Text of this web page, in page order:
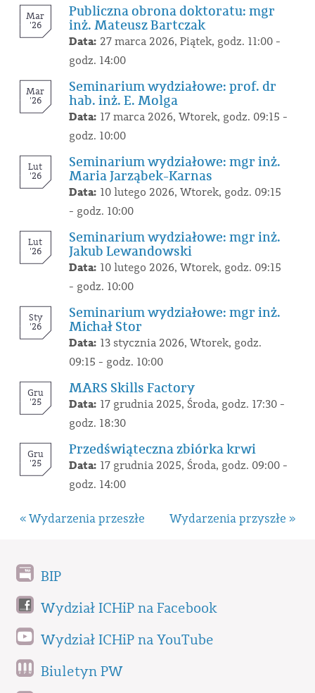
Mar
'26
Publiczna obrona doktoratu: mgr
inż. Mateusz Bartczak
Data: 27 marca 2026, Piątek, godz. 11:00 -
godz. 14:00
Mar
'26
Seminarium wydziałowe: prof. dr
hab. inż. E. Molga
Data: 17 marca 2026, Wtorek, godz. 09:15 -
godz. 10:00
Lut
'26
Seminarium wydziałowe: mgr inż.
Maria Jarząbek-Karnas
Data: 10 lutego 2026, Wtorek, godz. 09:15
- godz. 10:00
Lut
'26
Seminarium wydziałowe: mgr inż.
Jakub Lewandowski
Data: 10 lutego 2026, Wtorek, godz. 09:15
- godz. 10:00
Sty
'26
Seminarium wydziałowe: mgr inż.
Michał Stor
Data: 13 stycznia 2026, Wtorek, godz.
09:15 - godz. 10:00
Gru
'25
MARS Skills Factory
Data: 17 grudnia 2025, Środa, godz. 17:30 -
godz. 18:30
Gru
'25
Przedświąteczna zbiórka krwi
Data: 17 grudnia 2025, Środa, godz. 09:00 -
godz. 14:00
« Wydarzenia przeszłe Wydarzenia przyszłe »
BIP
Wydział ICHiP na Facebook
Wydział ICHiP na YouTube
Biuletyn PW